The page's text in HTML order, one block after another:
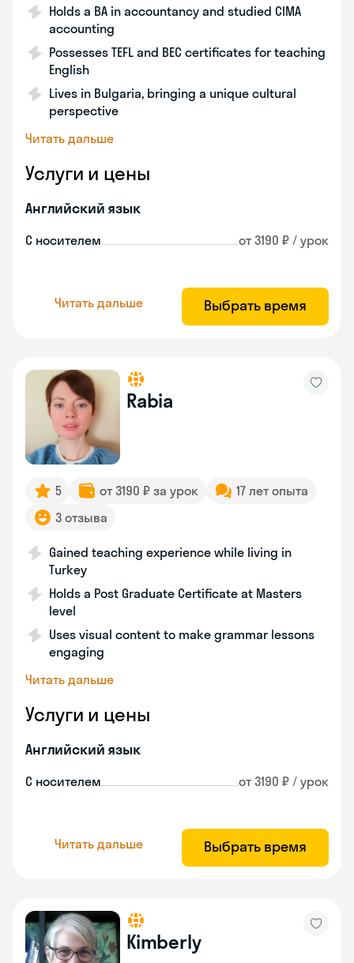
Holds a BA in accountancy and studied CIMA
accounting
Possesses TEFL and BEC certificates for teaching
English
Lives in Bulgaria, bringing a unique cultural
perspective
Читать дальше
Услуги и цены
Английский язык
С носителем от 3190 ₽ / урок
Читать дальше Выбрать время
Rabia
5 от 3190 ₽ за урок
17 лет опыта
3 отзыва
Gained teaching experience while living in
Turkey
Holds a Post Graduate Certificate at Masters
level
Uses visual content to make grammar lessons
engaging
Читать дальше
Услуги и цены
Английский язык
С носителем от 3190 ₽ / урок
Читать дальше Выбрать время
Kimberly